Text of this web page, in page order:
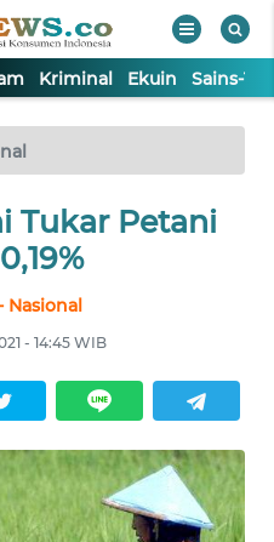
Kriminal Ekuin Sains-
Tukar Petani
Nasional
- 14:45 WIB